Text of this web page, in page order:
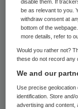
500
dinsdag
De
en wil er alles
goed te
wethouder
be as relevant to you.
withdraw consent at
bottom of the
more details, refer to
Would you rather not?
these do not record any
We and our
Use precise
identification. Store
advertising and content,